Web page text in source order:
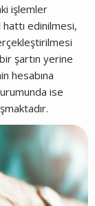
işlemler
edinilmesi,
şartın yerine
hesabına
ise